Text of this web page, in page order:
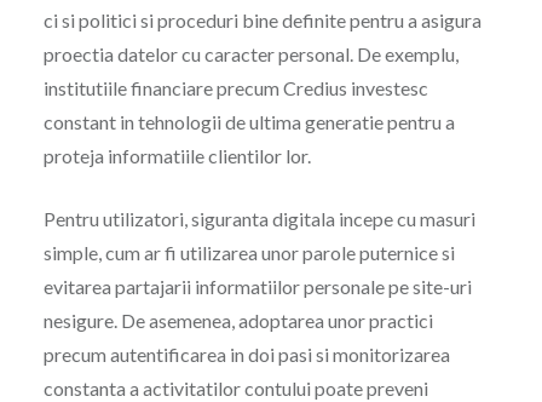
ci si politici si proceduri bine definite pentru a asigura
proectia datelor cu caracter personal. De exemplu,
institutiile financiare precum Credius investesc
constant in tehnologii de ultima generatie pentru a
proteja informatiile clientilor lor.
Pentru utilizatori, siguranta digitala incepe cu masuri
simple, cum ar fi utilizarea unor parole puternice si
evitarea partajarii informatiilor personale pe site-uri
nesigure. De asemenea, adoptarea unor practici
precum autentificarea in doi pasi si monitorizarea
constanta a activitatilor contului poate preveni